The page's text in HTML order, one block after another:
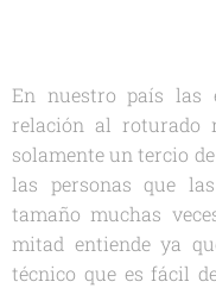
En nuestro país las
relación al roturado
solamente un tercio
las personas que
tamaño muchas
mitad entiende ya
técnico que es fácil